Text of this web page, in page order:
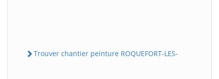
Trouver chantier peinture ROQUEFORT-LES-